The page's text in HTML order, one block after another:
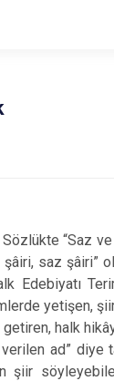
Tortum
“Saz
saz şâiri”
Edebiyatı
yetişen,
halk
ad” diye
şiir